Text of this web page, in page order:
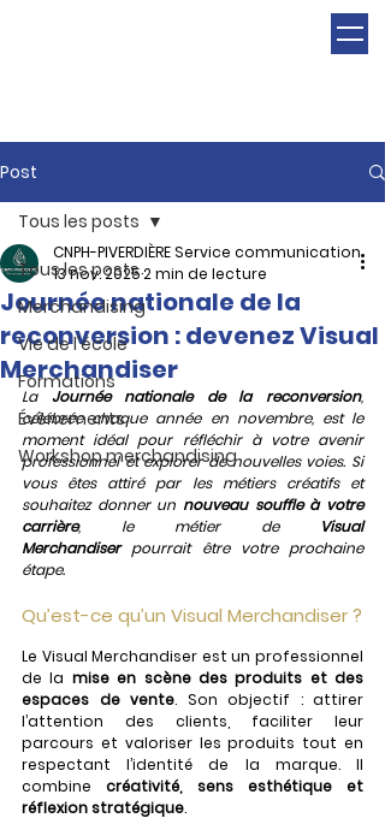
Post
Tous les posts
Merchandising
Vie de l'école
Formations
Évènements
Workshop merchandising
Tous les posts
Journée nationale de la
reconversion : devenez Visual
Merchandiser
CNPH-PIVERDIÈRE Service communication
13 nov. 20252 min de lecture
La Journée nationale de la reconversion,
célébrée chaque année en novembre, est le
moment idéal pour réfléchir à votre avenir
professionnel et explorer de nouvelles voies. Si
vous êtes attiré par les métiers créatifs et
souhaitez donner un nouveau souffle à votre
carrière, le métier de
Visual
Merchandiser pourrait être votre prochaine
étape.
Qu’est-ce qu’un Visual Merchandiser ?
Le Visual Merchandiser est un professionnel
de la mise en scène des produits et des
espaces de vente. Son objectif : attirer
l’attention des clients, faciliter leur
parcours et valoriser les produits tout en
respectant l’identité de la marque. Il
combine créativité, sens esthétique et
réflexion stratégique.